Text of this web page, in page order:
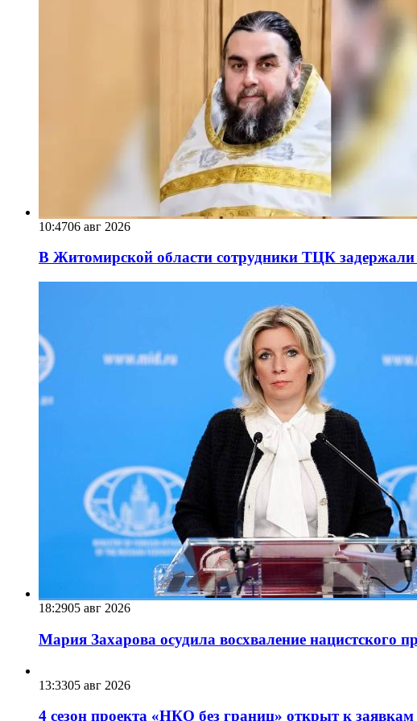
10:4706 авг 2026
В Житомирской области сотрудники ТЦК
18:2905 авг 2026
Мария Захарова осудила восхваление нацистского
13:3305 авг 2026
4 сезон проекта «НКО без границ» открыт к заявкам